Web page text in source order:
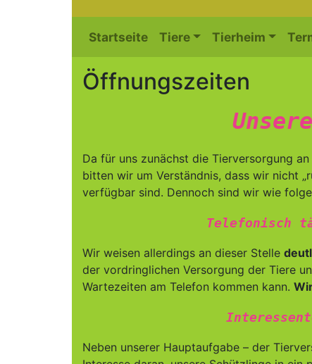
Startseite Tiere Tierheim
Öffnungszeiten
Da für uns zunächst die Tierversorgung
bitten wir um Verständnis, dass wir nicht
verfügbar sind. Dennoch sind wir wie
Telefonisch
Wir weisen allerdings an dieser Stelle
der vordringlichen Versorgung der Tiere
Wartezeiten am Telefon kommen kann.
Neben unserer Hauptaufgabe – der